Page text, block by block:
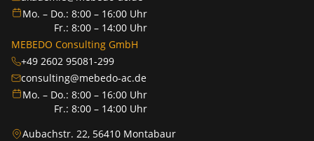
Mo. – Do.: 8:00 – 16:00 Uhr
Fr.: 8:00 – 14:00 Uhr
MEBEDO Consulting GmbH
+49 2602 95081-299
consulting@mebedo-ac.de
Mo. – Do.: 8:00 – 16:00 Uhr
Fr.: 8:00 – 14:00 Uhr
Aubachstr. 22, 56410 Montabaur